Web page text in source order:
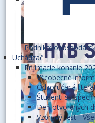
Uchádzač
Prijímacie konanie
Všeobecné
Odporúčaná
Študenti so
Deň otvorených
Vzorový test -